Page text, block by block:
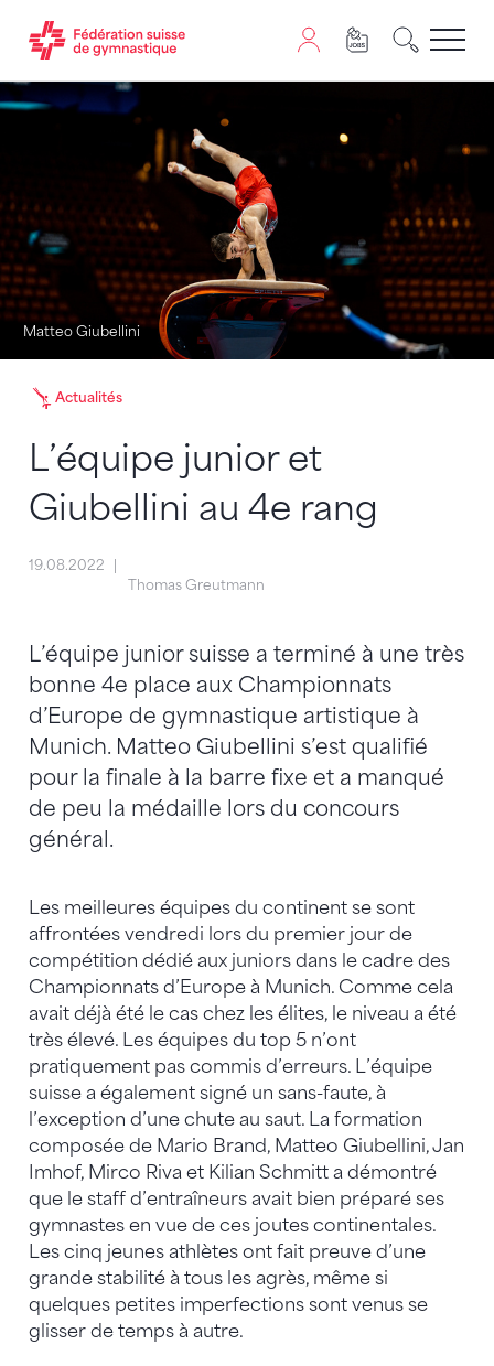
Passer au contenu
Naviguer vers le plan du siten
JavaScript est nécessaire pour naviguer sur ce site.
Matteo Giubellini
Actualités
L’équipe junior et
Giubellini au 4e rang
19.08.2022
Thomas Greutmann
L’équipe junior suisse a terminé à une très
bonne 4e place aux Championnats
d’Europe de gymnastique artistique à
Munich. Matteo Giubellini s’est qualifié
pour la finale à la barre fixe et a manqué
de peu la médaille lors du concours
général.
Les meilleures équipes du continent se sont
affrontées vendredi lors du premier jour de
compétition dédié aux juniors dans le cadre des
Championnats d’Europe à Munich. Comme cela
avait déjà été le cas chez les élites, le niveau a été
très élevé. Les équipes du top 5 n’ont
pratiquement pas commis d’erreurs. L’équipe
suisse a également signé un sans-faute, à
l’exception d’une chute au saut. La formation
composée de Mario Brand, Matteo Giubellini, Jan
Imhof, Mirco Riva et Kilian Schmitt a démontré
que le staff d’entraîneurs avait bien préparé ses
gymnastes en vue de ces joutes continentales.
Les cinq jeunes athlètes ont fait preuve d’une
grande stabilité à tous les agrès, même si
quelques petites imperfections sont venus se
glisser de temps à autre.